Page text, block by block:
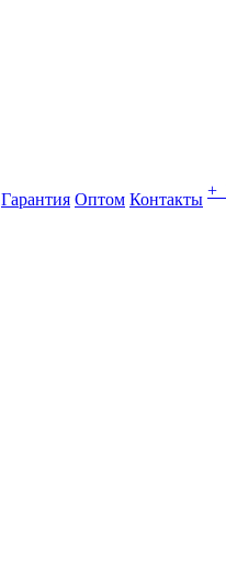
Гарантия Оптом Контакты +